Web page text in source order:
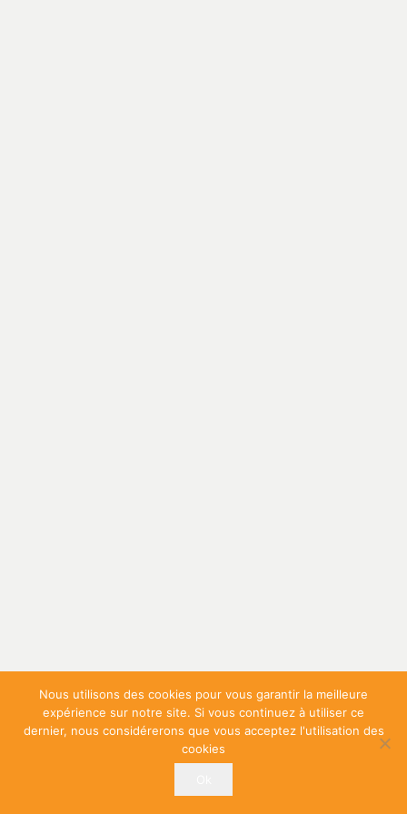
Nous utilisons des cookies pour vous garantir la meilleure
expérience sur notre site. Si vous continuez à utiliser ce
dernier, nous considérerons que vous acceptez l'utilisation des
cookies